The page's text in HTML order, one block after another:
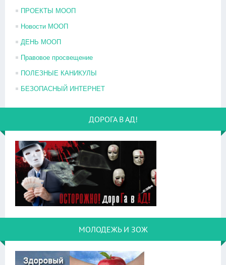
ПРОЕКТЫ МООП
Новости МООП
ДЕНЬ МООП
Правовое просвещение
ПОЛЕЗНЫЕ КАНИКУЛЫ
БЕЗОПАСНЫЙ ИНТЕРНЕТ
ДОРОГА В АД!
МОЛОДЕЖЬ И ЗОЖ